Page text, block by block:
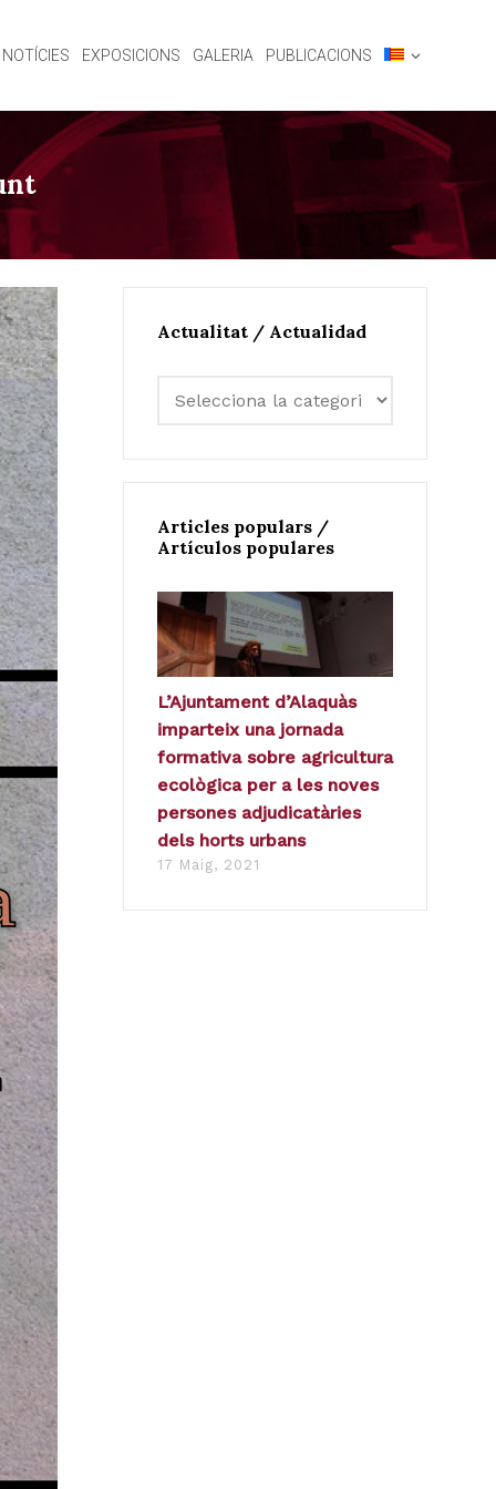
NOTÍCIES EXPOSICIONS GALERIA PUBLICACIONS
Actualitat / Actualidad
Articles populars /
Artículos populares
L’Ajuntament d’Alaquàs
imparteix una jornada
formativa sobre agricultura
ecològica per a les noves
persones adjudicatàries
dels horts urbans
17 Maig, 2021